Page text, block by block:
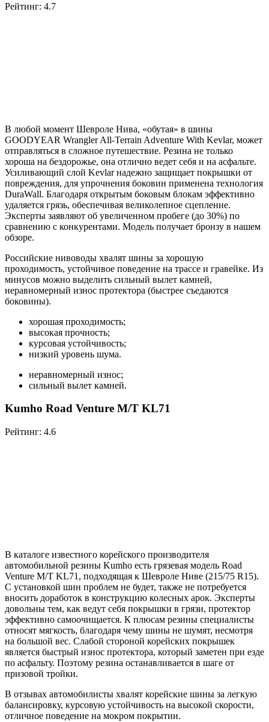
Рейтинг: 4.7
В любой момент Шевроле Нива, «обутая» в шины
GOODYEAR Wrangler All-Terrain Adventure With Kevlar, может
отправляться в сложное путешествие. Резина не только
хороша на бездорожье, она отлично ведет себя и на асфальте.
Усиливающий слой Kevlar надежно защищает покрышки от
повреждения, для упрочнения боковин применена технология
DuraWall. Благодаря открытым боковым блокам эффективно
удаляется грязь, обеспечивая великолепное сцепление.
Эксперты заявляют об увеличенном пробеге (до 30%) по
сравнению с конкурентами. Модель получает бронзу в нашем
обзоре.
Российские нивоводы хвалят шины за хорошую
проходимость, устойчивое поведение на трассе и гравейке. Из
минусов можно выделить сильный вылет камней,
неравномерный износ протектора (быстрее съедаются
боковины).
хорошая проходимость;
высокая прочность;
курсовая устойчивость;
низкий уровень шума.
неравномерный износ;
сильный вылет камней.
Kumho Road Venture M/T KL71
Рейтинг: 4.6
В каталоге известного корейского производителя
автомобильной резины Kumho есть грязевая модель Road
Venture M/T KL71, подходящая к Шевроле Ниве (215/75 R15).
С установкой шин проблем не будет, также не потребуется
вносить доработок в конструкцию колесных арок. Эксперты
довольны тем, как ведут себя покрышки в грязи, протектор
эффективно самоочищается. К плюсам резины специалисты
относят мягкость, благодаря чему шины не шумят, несмотря
на большой вес. Слабой стороной корейских покрышек
является быстрый износ протектора, который заметен при езде
по асфальту. Поэтому резина останавливается в шаге от
призовой тройки.
В отзывах автомобилисты хвалят корейские шины за легкую
балансировку, курсовую устойчивость на высокой скорости,
отличное поведение на мокром покрытии.